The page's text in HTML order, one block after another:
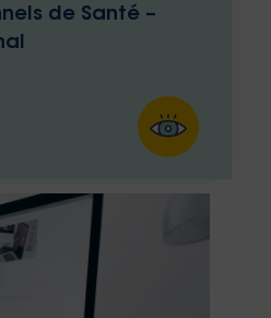
de Santé –